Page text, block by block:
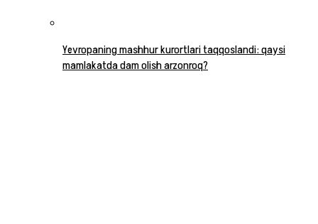
Yevropaning mashhur kurortlari taqqoslandi: qaysi
mamlakatda dam olish arzonroq?